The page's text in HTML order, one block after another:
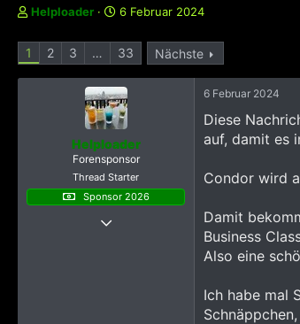
E
s
Helploader
E
s
t
l
l
t
a
m
6 Februar 2024
1 2 3 … 33 Nächste
Helploader
Forensponsor
Thread Starter
Sponsor 2026
6 Februar 2024
Diese
auf, damit es
Condor wird
Damit
Business
Also eine
Ich habe mal